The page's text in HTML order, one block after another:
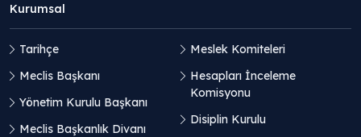
Kurumsal
Tarihçe
Meclis Başkanı
Yönetim Kurulu Başkanı
Meclis Başkanlık Divanı
Meslek Komiteleri
Hesapları İnceleme
Komisyonu
Disiplin Kurulu